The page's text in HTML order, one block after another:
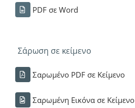
PDF σε Word
Σάρωση σε κείμενο
Σαρωμένο PDF σε Κείμενο
Σαρωμένη Εικόνα σε Κείμενο